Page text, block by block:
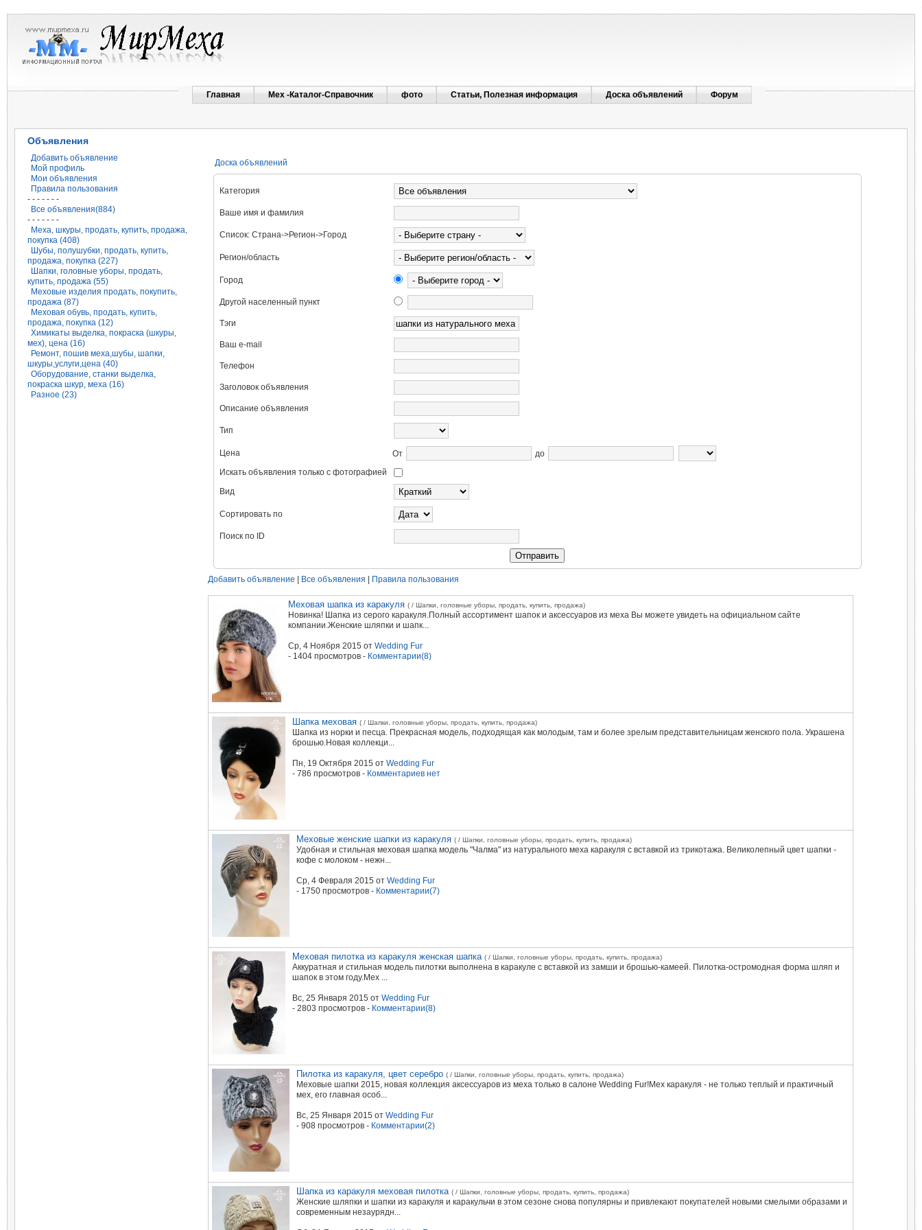
Главная Мех -Каталог-Справочник фото Статьи, Полезная информация Доска объявлений Форум
Объявления
Добавить объявление
Мой профиль
Мои объявления
Правила пользования
- - - - - - -
Все объявления(884)
- - - - - - -
Меха, шкуры, продать, купить, продажа,
покупка (408)
Шубы, полушубки, продать, купить,
продажа, покупка (227)
Шапки, головные уборы, продать,
купить, продажа (55)
Меховые изделия продать, покупить,
продажа (87)
Меховая обувь, продать, купить,
продажа, покупка (12)
Химикаты выделка, покраска (шкуры,
мех), цена (16)
Ремонт, пошив меха,шубы, шапки,
шкуры,услуги,цена (40)
Оборудование, станки выделка,
покраска шкур, меха (16)
Разное (23)
Доска объявлений
Категория
Ваше имя и фамилия
Список: Страна->Регион->Город
Регион/область
Город
Другой населенный пункт
Тэги
Ваш e-mail
Телефон
Заголовок объявления
Описание объявления
Тип
Цена От
до
Искать объявления только с фотографией
Вид
Сортировать по
Поиск по ID
Добавить объявление Все объявления Правила пользования
Меховая шапка из каракуля ( / Шапки, головные уборы, продать, купить, продажа)
Новинка! Шапка из серого каракуля.Полный ассортимент шапок и аксессуаров из меха Вы можете увидеть на официальном сайте
компании.Женские шляпки и шапк...
Ср, 4 Ноября 2015 от Wedding Fur
- 1404 просмотров - Комментарии(8)
Шапка меховая ( / Шапки, головные уборы, продать, купить, продажа)
Шапка из норки и песца. Прекрасная модель, подходящая как молодым, там и более зрелым представительницам женского пола. Украшена
брошью.Новая коллекци...
Пн, 19 Октября 2015 от Wedding Fur
- 786 просмотров - Комментариев нет
Меховые женские шапки из каракуля ( / Шапки, головные уборы, продать, купить, продажа)
Удобная и стильная меховая шапка модель "Чалма" из натурального меха каракуля с вставкой из трикотажа. Великолепный цвет шапки -
кофе с молоком - нежн...
Ср, 4 Февраля 2015 от Wedding Fur
- 1750 просмотров - Комментарии(7)
Меховая пилотка из каракуля женская шапка ( / Шапки, головные уборы, продать, купить, продажа)
Аккуратная и стильная модель пилотки выполнена в каракуле с вставкой из замши и брошью-камеей. Пилотка-остромодная форма шляп и
шапок в этом году.Мех ...
Вc, 25 Января 2015 от Wedding Fur
- 2803 просмотров - Комментарии(8)
Пилотка из каракуля, цвет серебро ( / Шапки, головные уборы, продать, купить, продажа)
Меховые шапки 2015, новая коллекция аксессуаров из меха только в салоне Wedding Fur!Мех каракуля - не только теплый и практичный
мех, его главная особ...
Вc, 25 Января 2015 от Wedding Fur
- 908 просмотров - Комментарии(2)
Шапка из каракуля меховая пилотка ( / Шапки, головные уборы, продать, купить, продажа)
Женские шляпки и шапки из каракуля и каракульчи в этом сезоне снова популярны и привлекают покупателей новыми смелыми образами и
современным незаурядн...